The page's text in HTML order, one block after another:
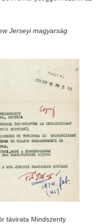
Jerseyi magyarság
távirata Mindszenty